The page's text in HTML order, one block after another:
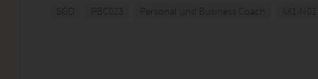
SGD PBC023 Personal und Business Coach XX1-N01